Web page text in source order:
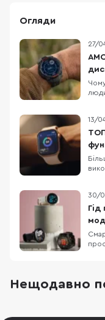
Огляди
27/
Чому
на
13/
екрана
30/
Гід
сну
для
Нещодавно